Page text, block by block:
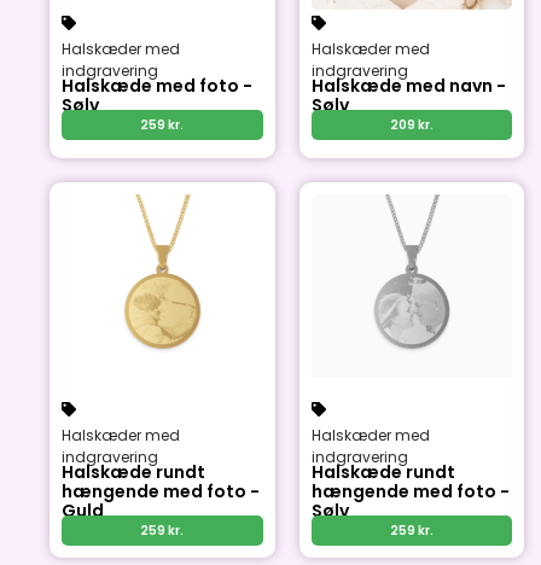
Halskæder med
indgravering
Halskæde med foto -
Sølv
259kr.
Halskæder med
indgravering
Halskæde med navn -
Sølv
209 kr.
Halskæder med
indgravering
Halskæde rundt
hængende med foto -
Guld
259kr.
Halskæder med
indgravering
Halskæde rundt
hængende med foto -
Sølv
259 kr.